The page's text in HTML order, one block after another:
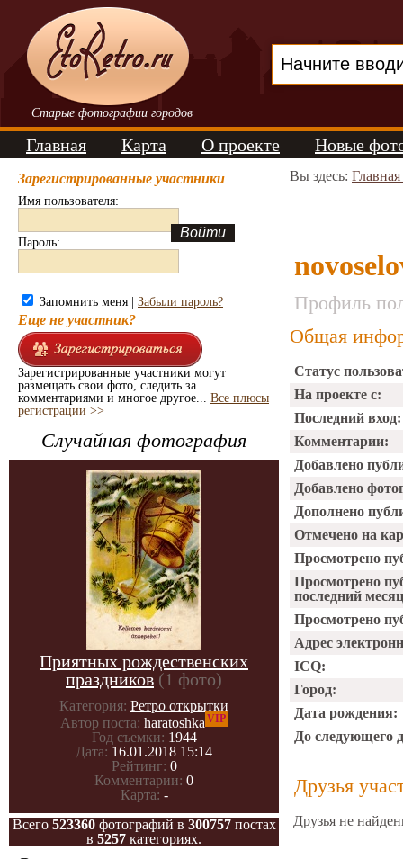
Старые фотографии городов
Главная Карта О проекте Новые
Зарегистрированные участники
Имя пользователя:
Пароль:
Запомнить меня | Забыли пароль?
Еще не участник?
Зарегистрированные участники могут
размещать свои фото, следить за
комментариями и многое другое... Все плюсы
регистрации >>
Случайная фотография
Приятных рождественских
праздников (1 фото)
Категория: Ретро открытки
Автор поста: haratoshka VIP
Год съемки: 1944
Дата: 16.01.2018 15:14
Рейтинг: 0
Комментарии: 0
Карта: -
Всего 523360фотографий в 300757постах
в 5257 категориях.
Вы здесь:
Профиль
Общая
Статус
На проекте с:
Последний вход:
Комментарии:
Добавлено
Добавлено
Дополнено
Отмечено на
Просмотрено
Просмотрено
последний
Просмотрено
Адрес
ICQ:
Город:
Дата рождения:
До следующего
Друзья
Друзья не